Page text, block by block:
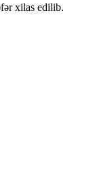
xilas edilib.